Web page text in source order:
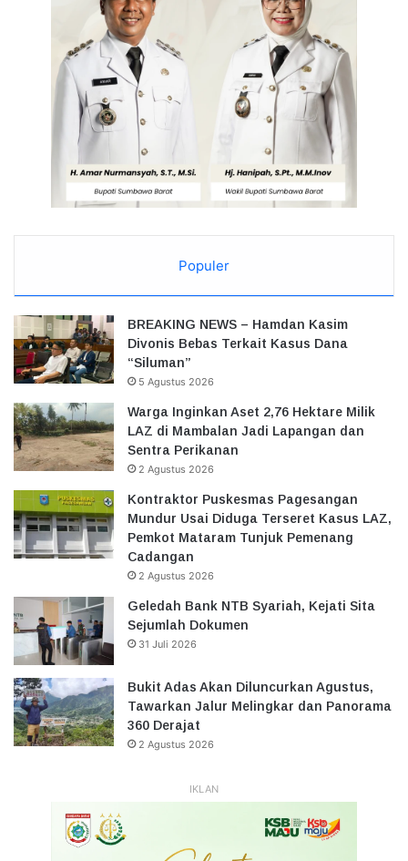
Populer
BREAKING NEWS – Hamdan Kasim
Divonis Bebas Terkait Kasus Dana
“Siluman”
5 Agustus 2026
Warga Inginkan Aset 2,76 Hektare Milik
LAZ di Mambalan Jadi Lapangan dan
Sentra Perikanan
2 Agustus 2026
Kontraktor Puskesmas Pagesangan
Mundur Usai Diduga Terseret Kasus LAZ,
Pemkot Mataram Tunjuk Pemenang
Cadangan
2 Agustus 2026
Geledah Bank NTB Syariah, Kejati Sita
Sejumlah Dokumen
31 Juli 2026
Bukit Adas Akan Diluncurkan Agustus,
Tawarkan Jalur Melingkar dan Panorama
360 Derajat
2 Agustus 2026
IKLAN